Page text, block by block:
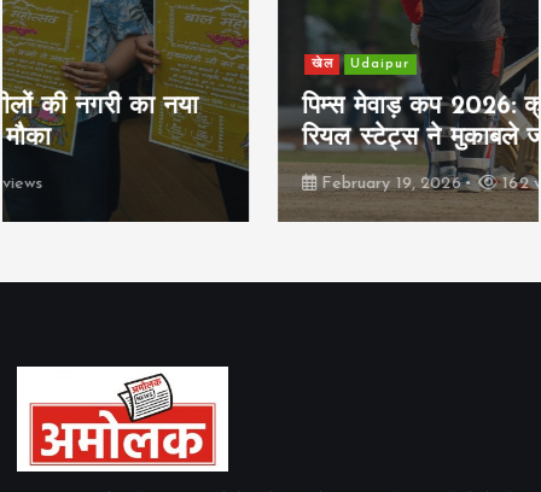
खेल Udaipur
पिम्स मेवाड़ कप 2026: क्रॉसवर्ड व आदित्यम
रियल स्टेट्स ने मुकाबले जीते
162 views